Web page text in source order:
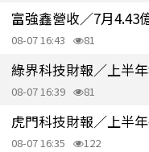
08-07 16:43 81
綠界科技財報／上半
08-07 16:39 81
虎門科技財報／上半
08-07 16:35 122